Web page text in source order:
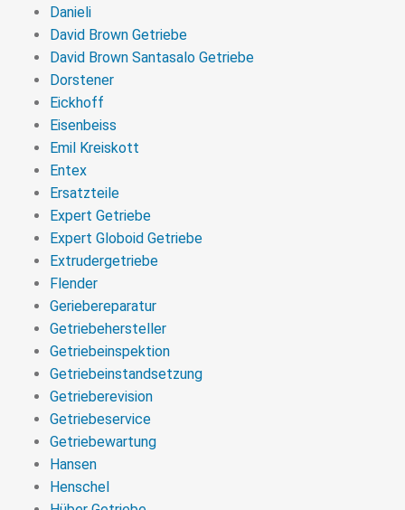
Danieli
David Brown Getriebe
David Brown Santasalo Getriebe
Dorstener
Eickhoff
Eisenbeiss
Emil Kreiskott
Entex
Ersatzteile
Expert Getriebe
Expert Globoid Getriebe
Extrudergetriebe
Flender
Geriebereparatur
Getriebehersteller
Getriebeinspektion
Getriebeinstandsetzung
Getrieberevision
Getriebeservice
Getriebewartung
Hansen
Henschel